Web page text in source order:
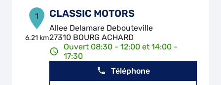
1
6.21 km
CLASSIC MOTORS
Allee Delamare Debouteville
27310 BOURG ACHARD
Ouvert 08:30 - 12:00 et 14:00 -
17:30
Téléphone